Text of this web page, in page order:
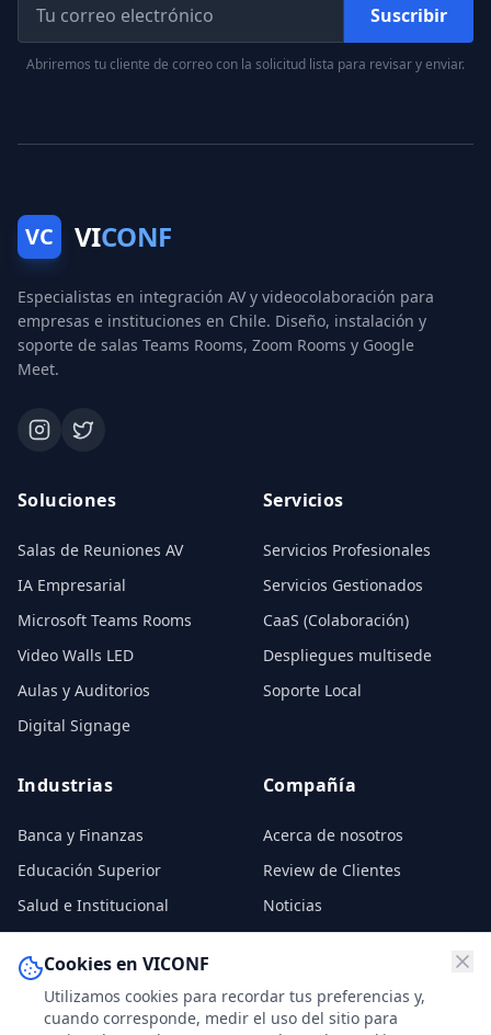
Suscribir
Abriremos tu cliente de correo con la solicitud lista para revisar y enviar.
VC VICONF
Especialistas en integración AV y videocolaboración para
empresas e instituciones en Chile. Diseño, instalación y
soporte de salas Teams Rooms, Zoom Rooms y Google
Meet.
Soluciones
Salas de Reuniones AV
IA Empresarial
Microsoft Teams Rooms
Video Walls LED
Aulas y Auditorios
Digital Signage
Servicios
Servicios Profesionales
Servicios Gestionados
CaaS (Colaboración)
Despliegues multisede
Soporte Local
Industrias
Banca y Finanzas
Educación Superior
Salud e Institucional
Gobierno
Real Estate Comercial
Compañía
Acerca de nosotros
Review de Clientes
Noticias
Contratos
Cookies en VICONF
Utilizamos cookies para recordar tus preferencias y,
cuando corresponde, medir el uso del sitio para